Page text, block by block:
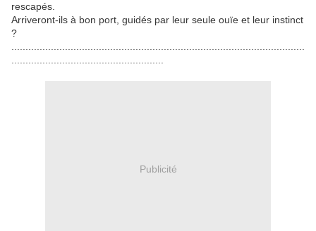
rescapés.
Arriveront-ils à bon port, guidés par leur seule ouïe et leur instinct
?
Publicité